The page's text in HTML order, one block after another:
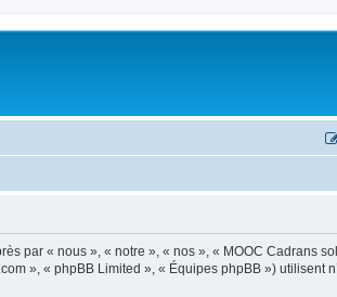
par « nous », « notre », « nos », « MOOC Cadrans
», « phpBB Limited », « Équipes phpBB ») utilisent